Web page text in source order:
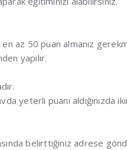
az 50 puan almanız
yapılır.
yeterli puanı aldığınızda
belirttiğiniz adrese